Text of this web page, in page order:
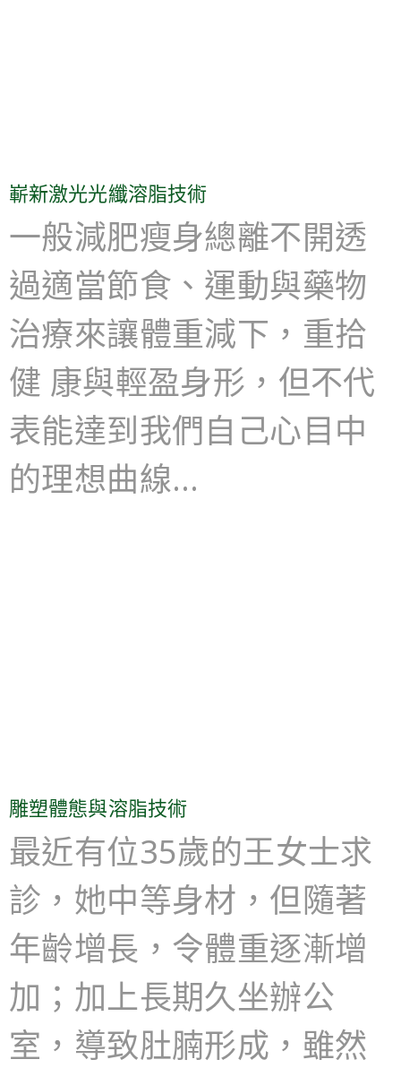
嶄新激光光纖溶脂技術
一般減肥瘦身總離不開透
過適當節食、運動與藥物
治療來讓體重減下，重拾
健 康與輕盈身形，但不代
表能達到我們自己心目中
的理想曲線…
雕塑體態與溶脂技術
最近有位35歲的王女士求
診，她中等身材，但隨著
年齡增長，令體重逐漸增
加；加上長期久坐辦公
室，導致肚腩形成，雖然